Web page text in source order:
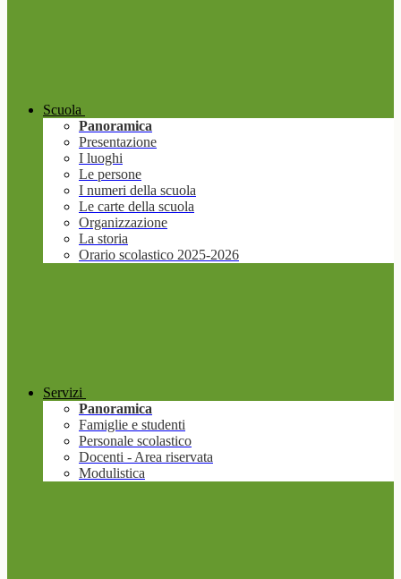
Scuola
Panoramica
Presentazione
I luoghi
Le persone
I numeri della scuola
Le carte della scuola
Organizzazione
La storia
Orario scolastico 2025-2026
Servizi
Panoramica
Famiglie e studenti
Personale scolastico
Docenti - Area riservata
Modulistica